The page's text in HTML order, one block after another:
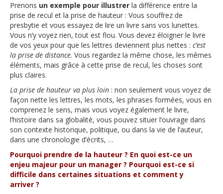
Prenons un exemple pour illustrer la différence entre la
prise de recul et la prise de hauteur : Vous souffrez de
presbytie et vous essayez de lire un livre sans vos lunettes.
Vous n’y voyez rien, tout est flou. Vous devez éloigner le livre
de vos yeux pour que les lettres deviennent plus nettes : c’est
la prise de distance. Vous regardez la même chose, les mêmes
éléments, mais grâce à cette prise de recul, les choses sont
plus claires.
La prise de hauteur va plus loin : non seulement vous voyez de
façon nette les lettres, les mots, les phrases formées, vous en
comprenez le sens, mais vous voyez également le livre,
l’histoire dans sa globalité, vous pouvez situer l’ouvrage dans
son contexte historique, politique, ou dans la vie de l’auteur,
dans une chronologie d’écrits, …
Pourquoi prendre de la hauteur ? En quoi est-ce un
enjeu majeur pour un manager ? Pourquoi est-ce si
difficile dans certaines situations et comment y
arriver ?